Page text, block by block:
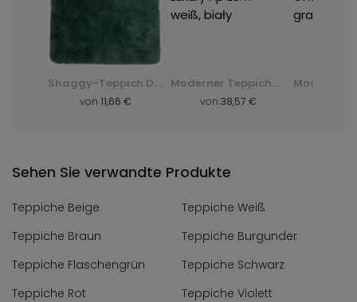
Shaggy-Teppich Dark D. Silk - grün, zielony
von 11,66 €
Moderner Teppich Q710A Luxury Pp Esm - weiß, biały
von 38,57 €
Sehen Sie verwandte Produkte
Teppiche Beige
Teppiche Weiß
Teppiche Braun
Teppiche Burgunder
Teppiche Flaschengrün
Teppiche Schwarz
Teppiche Rot
Teppiche Violett